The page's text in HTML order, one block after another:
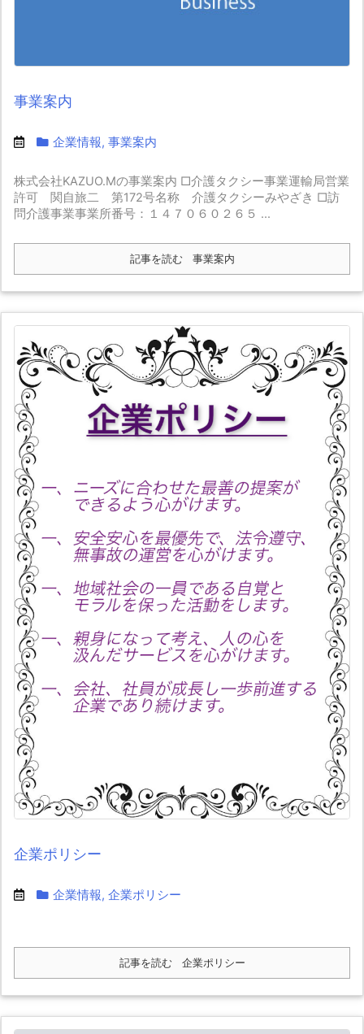
事業案内
企業情報, 事業案内
株式会社KAZUO.Mの事業案内 □介護タクシー事業運輸局営業
許可 関自旅二 第172号名称 介護タクシーみやざき □訪
問介護事業事業所番号：１４７０６０２６５ ...
記事を読む 事業案内
企業ポリシー
企業情報, 企業ポリシー
記事を読む 企業ポリシー